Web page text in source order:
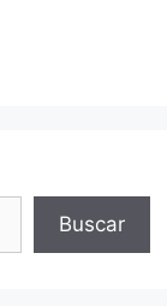
Buscar